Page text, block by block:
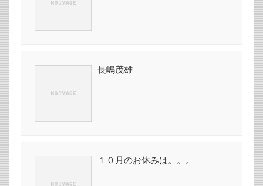
長嶋茂雄
１０月のお休みは。。。